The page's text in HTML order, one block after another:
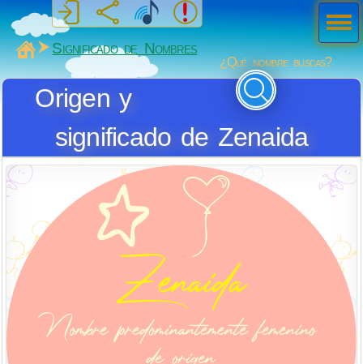
MiSabueso
Significado de Nombres
¿Qué nombre buscas?
Origen y
significado de Zenaida
Men
ú